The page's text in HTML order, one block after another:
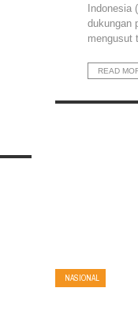
Indonesia
dukungan
mengusut
READ
NASIONAL